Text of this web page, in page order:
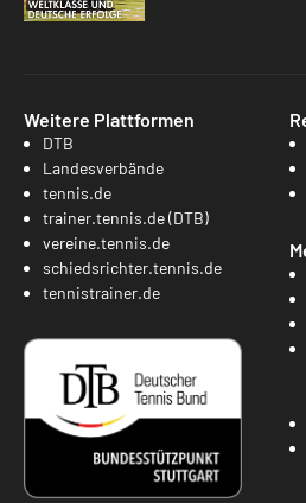
Weitere Plattformen
DTB
Landesverbände
tennis.de
trainer.tennis.de (DTB)
vereine.tennis.de
schiedsrichter.tennis.de
tennistrainer.de